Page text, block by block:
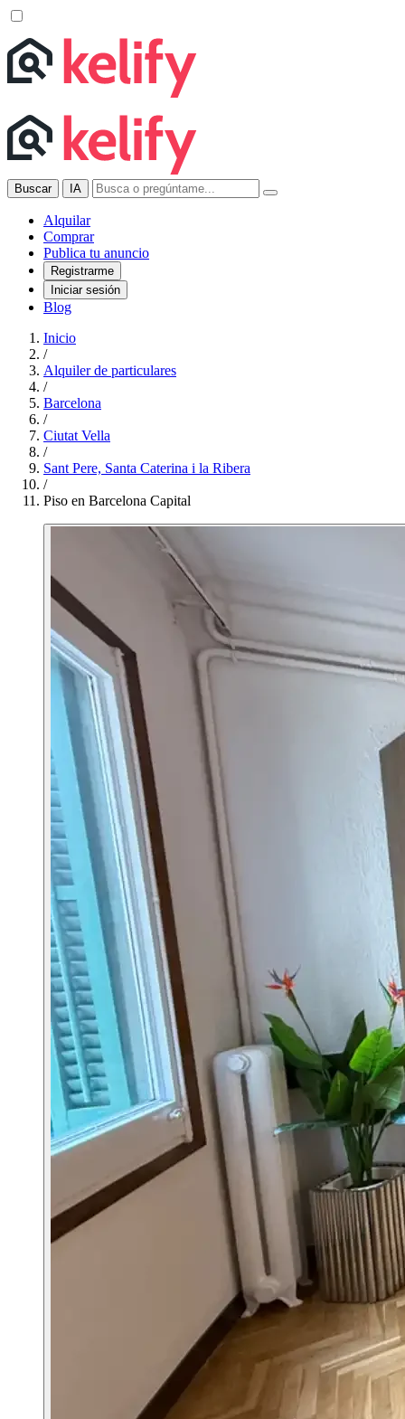
Buscar IA
Alquilar
Comprar
Publica tu anuncio
Registrarme
Iniciar sesión
Blog
Inicio
/
Alquiler de particulares
/
Barcelona
/
Ciutat Vella
/
Sant Pere, Santa Caterina i la Ribera
/
Piso en Barcelona Capital